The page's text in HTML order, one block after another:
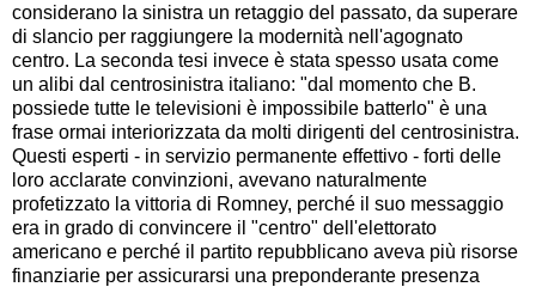
considerano la sinistra un retaggio del passato, da superare
di slancio per raggiungere la modernità nell'agognato
centro. La seconda tesi invece è stata spesso usata come
un alibi dal centrosinistra italiano: "dal momento che B.
possiede tutte le televisioni è impossibile batterlo" è una
frase ormai interiorizzata da molti dirigenti del centrosinistra.
Questi esperti - in servizio permanente effettivo - forti delle
loro acclarate convinzioni, avevano naturalmente
profetizzato la vittoria di Romney, perché il suo messaggio
era in grado di convincere il "centro" dell'elettorato
americano e perché il partito repubblicano aveva più risorse
finanziarie per assicurarsi una preponderante presenza